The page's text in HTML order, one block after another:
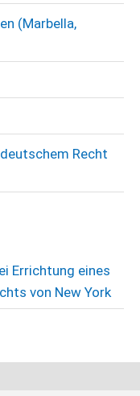
(Marbella,
Recht
Errichtung eines
von New York